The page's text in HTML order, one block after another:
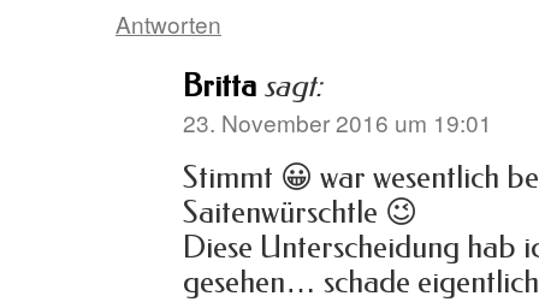
Antworten
Britta sagt:
23. November 2016 um 19:01
Stimmt 😀 war wesentlich
Saitenwürschtle 😉
Diese Unterscheidung hab
gesehen… schade